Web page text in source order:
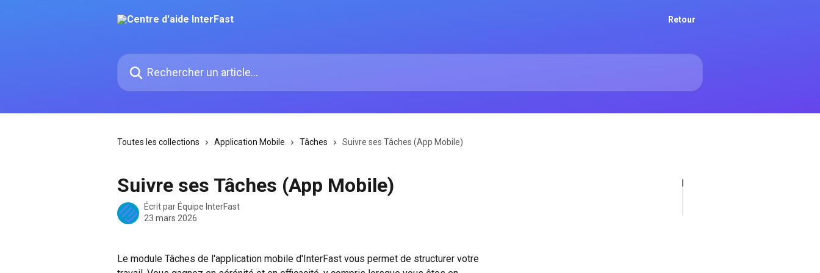
Retour
Rechercher un article...
Toutes les collections Application Mobile Tâches Suivre ses Tâches (App Mobile)
Suivre ses Tâches (App Mobile)
Écrit par Équipe InterFast
23 mars 2026
Le module Tâches de l'application mobile d'InterFast vous permet de structurer votre